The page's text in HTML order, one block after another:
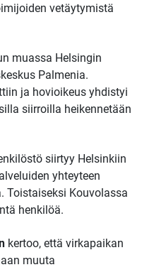
vetäytymistä
muassa Helsingin
Palmenia.
ja hovioikeus yhdistyi
siirroilla heikennetään
siirtyy Helsinkiin
yhteyteen
Toistaiseksi Kouvolassa
henkilöä.
kertoo, että virkapaikan
muuta